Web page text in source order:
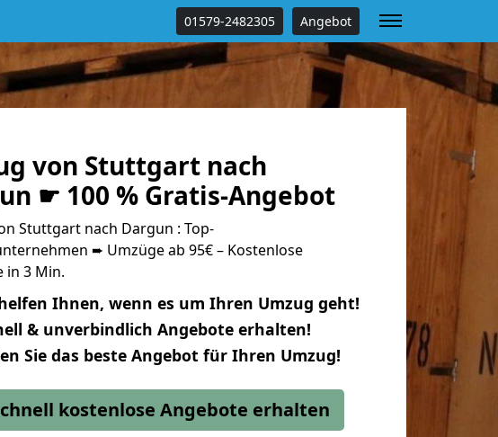
01579-2482305 Angebot
von Stuttgart nach
☛ 100 % Gratis-Angebot
Stuttgart nach Dargun : Top-
➨ Umzüge ab 95€ – Kostenlose
in 3 Min.
Ihnen, wenn es um Ihren Umzug geht!
& unverbindlich Angebote erhalten!
Sie das beste Angebot für Ihren Umzug!
kostenlose Angebote erhalten